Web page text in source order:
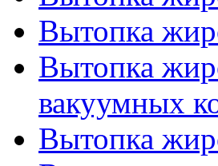
Вытопка
Вытопка
вакуумных
Вытопка